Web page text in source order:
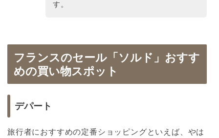
す。
フランスのセール「ソルド」おすす
めの買い物スポット
デパート
旅行者におすすめの定番ショッピングといえば、やは